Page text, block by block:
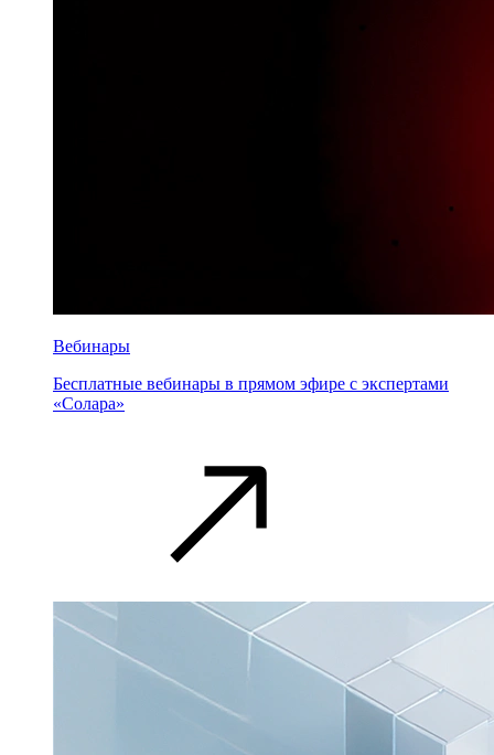
Вебинары
Бесплатные вебинары в прямом эфире с экспертами
«Солара»